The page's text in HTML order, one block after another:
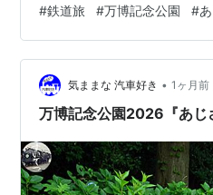
季節の移ろいのなかで、 紫
少なかったので、 思いがけ
の景色は、 この旅で、何度
た。 ゆるやかな斜面をうまく
うようにして心地よい奥行き
#鉄道旅 #万博記念公園 #
気ままな 汽車好き • 1ヶ月前
万博記念公園2026『あじ